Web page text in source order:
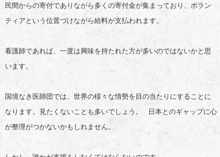
民間からの寄付でありながら多くの寄付金が集まっており、ボラン
ティアという位置づけながら給料が支払われます。
看護師であれば、一度は興味を持たれた方が多いのではないかと思
います。
国境なき医師団では、世界の様々な情勢を目の当たりにすることに
なります。見たくないことも多いでしょう。 日本とのギャップに心
が整理がつかないかもしれません。